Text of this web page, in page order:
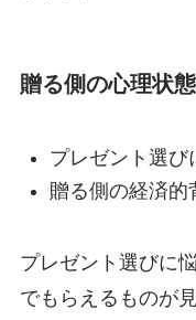
贈る側の心理状
プレゼント選び
贈る側の経済的
プレゼント選びに
でもらえるものが